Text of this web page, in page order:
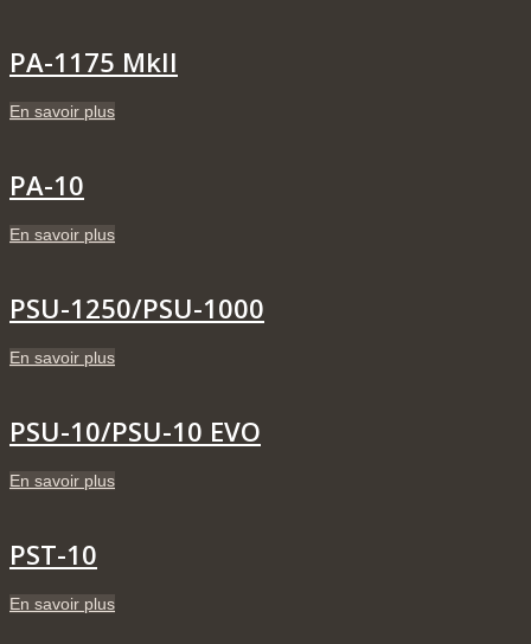
PA-1175 MkII
En savoir plus
PA-10
En savoir plus
PSU-1250/PSU-1000
En savoir plus
PSU-10/PSU-10 EVO
En savoir plus
PST-10
En savoir plus